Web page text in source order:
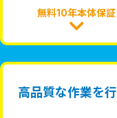
無料10年本体保証
高品質な作業を